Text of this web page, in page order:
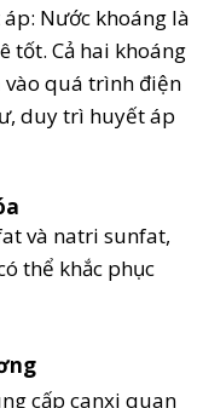
Nước khoáng là
tốt. Cả hai khoáng
vào quá trình điện
duy trì huyết áp
và natri sunfat,
thể khắc phục
cấp canxi quan